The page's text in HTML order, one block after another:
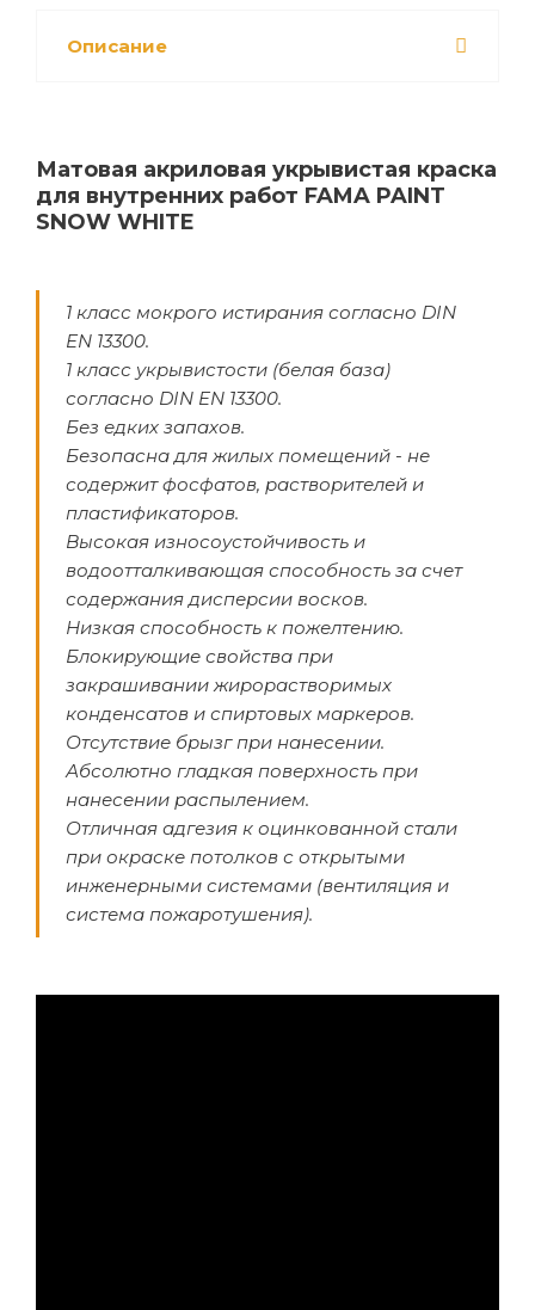
Описание
Матовая акриловая укрывистая краска
для внутренних работ FAMA PAINT
SNOW WHITE
1 класс мокрого истирания согласно DIN
EN 13300.
1 класс укрывистости (белая база)
согласно DIN EN 13300.
Без едких запахов.
Безопасна для жилых помещений - не
содержит фосфатов, растворителей и
пластификаторов.
Высокая износоустойчивость и
водоотталкивающая способность за счет
содержания дисперсии восков.
Низкая способность к пожелтению.
Блокирующие свойства при
закрашивании жирорастворимых
конденсатов и спиртовых маркеров.
Отсутствие брызг при нанесении.
Абсолютно гладкая поверхность при
нанесении распылением.
Отличная адгезия к оцинкованной стали
при окраске потолков с открытыми
инженерными системами (вентиляция и
система пожаротушения).